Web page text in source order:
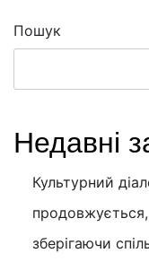
Пошук
Недавні
Культурний
зберігаючи